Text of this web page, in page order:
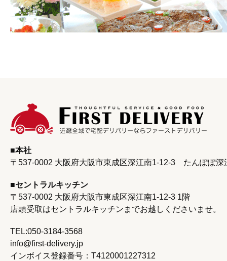
本社
〒537-0002 大阪府大阪市東成区深江南1-12-3 たんぽぽ
セントラルキッチン
〒537-0002 大阪府大阪市東成区深江南1‐12‐3 1階
店頭受取はセントラルキッチンまでお越しくださいませ。
TEL:050-3184-3568
info@first-delivery.jp
インボイス登録番号：T4120001227312